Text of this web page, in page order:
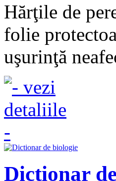
Hărţile de
folie
uşurinţă
Dictionar